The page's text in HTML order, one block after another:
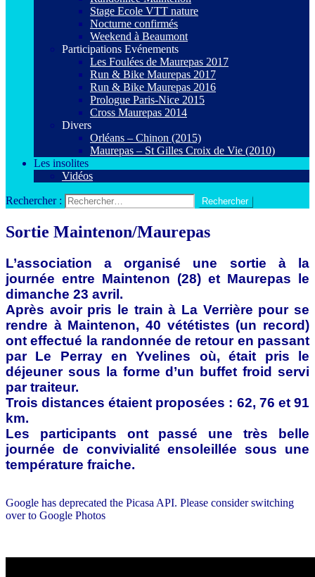
Stage Ecole VTT nature
Nocturne confirmés
Weekend à Beaumont
Participations Evénements
Les Foulées de Maurepas 2017
Run & Bike Maurepas 2017
Run & Bike Maurepas 2016
Prologue Paris-Nice 2015
Cross Maurepas 2014
Divers
Orléans – Chinon (2015)
Maurepas – St Gilles Croix de Vie (2010)
Les insolites
Vidéos
Rechercher :
Sortie Maintenon/Maurepas
L’association a organisé une sortie à la
journée entre Maintenon (28) et Maurepas le
dimanche 23 avril.
Après avoir pris le train à La Verrière pour se
rendre à Maintenon, 40 vététistes (un record)
ont effectué la randonnée de retour en passant
par Le Perray en Yvelines où, était pris le
déjeuner sous la forme d’un buffet froid servi
par traiteur.
Trois distances étaient proposées : 62, 76 et 91
km.
Les participants ont passé une très belle
journée de convivialité ensoleillée sous une
température fraiche.
Google has deprecated the Picasa API. Please consider switching
over to Google Photos